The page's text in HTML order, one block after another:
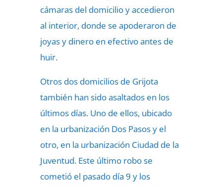
cámaras del domicilio y accedieron
al interior, donde se apoderaron de
joyas y dinero en efectivo antes de
huir.
Otros dos domicilios de Grijota
también han sido asaltados en los
últimos días. Uno de ellos, ubicado
en la urbanización Dos Pasos y el
otro, en la urbanización Ciudad de la
Juventud. Este último robo se
cometió el pasado día 9 y los